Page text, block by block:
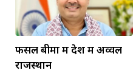
फसल बीमा में देश में अव्वल
राजस्थान